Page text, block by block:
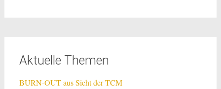
Aktuelle Themen
BURN-OUT aus Sicht der TCM